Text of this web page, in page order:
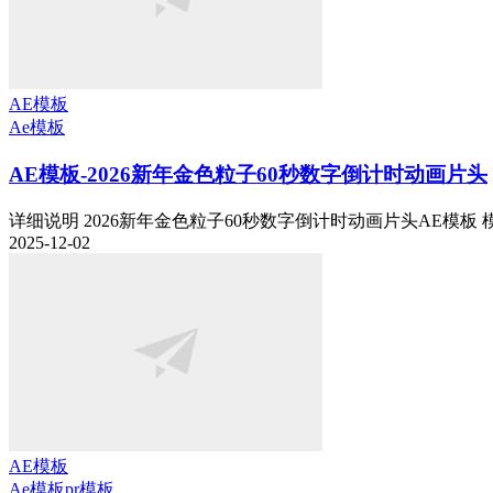
AE模板
Ae模板
AE模板-2026新年金色粒子60秒数字倒计时动画片头
详细说明 2026新年金色粒子60秒数字倒计时动画片头AE模板
2025-12-02
AE模板
Ae模板pr模板